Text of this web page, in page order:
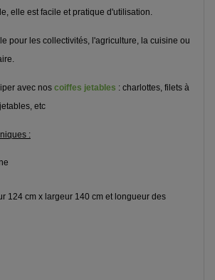
elle est facile et pratique d'utilisation.
pour les collectivités, l'agriculture, la cuisine ou
avec nos coiffes jetables : charlottes, filets à
etc
:
124 cm x largeur 140 cm et longueur des